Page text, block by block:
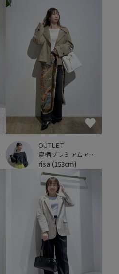
OUTLET
鳥栖プレミアムアウトレット
risa (153cm)